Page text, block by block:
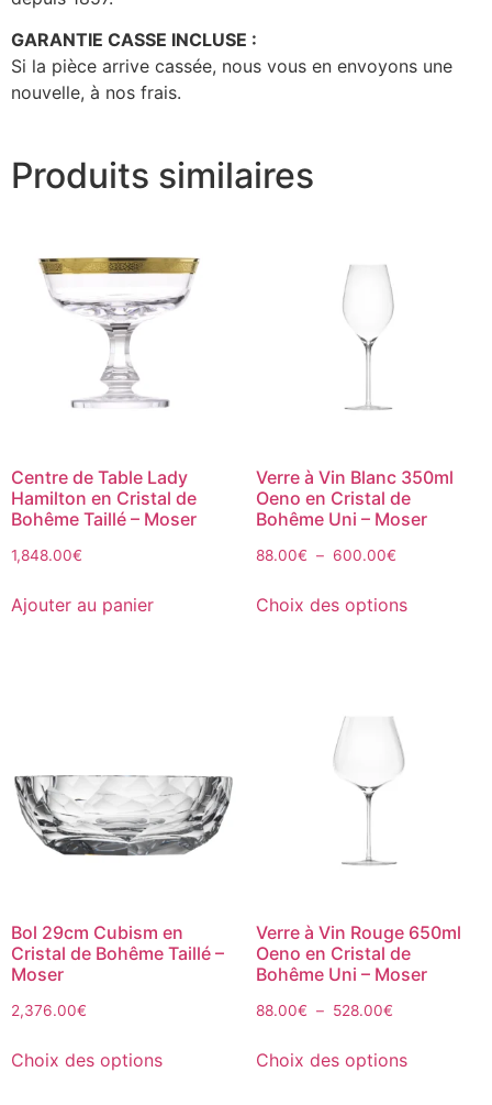
GARANTIE CASSE INCLUSE :
Si la pièce arrive cassée, nous vous en envoyons une
nouvelle, à nos frais.
Produits similaires
Centre de Table Lady
Hamilton en Cristal de
Bohême Taillé – Moser
1,848.00€
Ajouter au panier
Verre à Vin Blanc 350ml
Oeno en Cristal de
Bohême Uni – Moser
88.00€ – 600.00€
Choix des options
Bol 29cm Cubism en
Cristal de Bohême Taillé –
Moser
2,376.00€
Choix des options
Verre à Vin Rouge 650ml
Oeno en Cristal de
Bohême Uni – Moser
88.00€ – 528.00€
Choix des options